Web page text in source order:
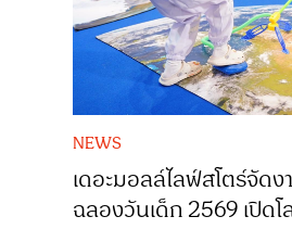
NEWS
เดอะมอลล์ไลฟ์สโตร์จัด
ฉลองวันเด็ก 2569 เปิดโ